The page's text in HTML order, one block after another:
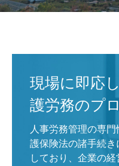
現場に即応
護労務のプ
人事労務管理の専
護保険法の諸手続
しており、企業の